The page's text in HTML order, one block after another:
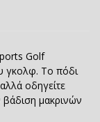
Golf
γκολφ. Το πόδι
οδηγείτε
μακρινών